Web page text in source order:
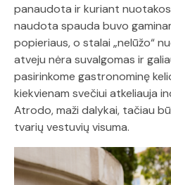
panaudota ir kuriant
naudota spauda buvo
popieriaus, o stalai „nelūžo“
atveju nėra suvalgomas ir
pasirinkome gastronominę
kiekvienam svečiui atkeliauja
Atrodo, maži dalykai, tačiau
tvarių vestuvių visuma.